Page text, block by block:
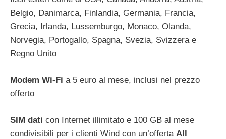
Belgio, Danimarca, Finlandia, Germania, Francia,
Grecia, Irlanda, Lussemburgo, Monaco, Olanda,
Norvegia, Portogallo, Spagna, Svezia, Svizzera e
Regno Unito
Modem Wi-Fi a 5 euro al mese, inclusi nel prezzo
offerto
SIM dati con Internet illimitato e 100 GB al mese
condivisibili per i clienti Wind con un’offerta All